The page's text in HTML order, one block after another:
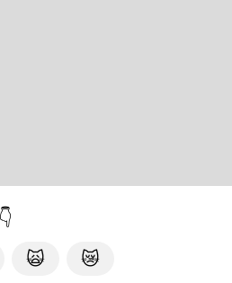
🙀 😿